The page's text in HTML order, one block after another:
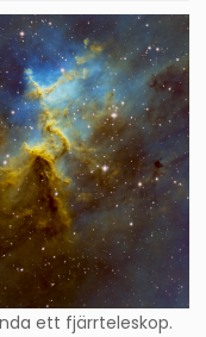
ett fjärrteleskop.